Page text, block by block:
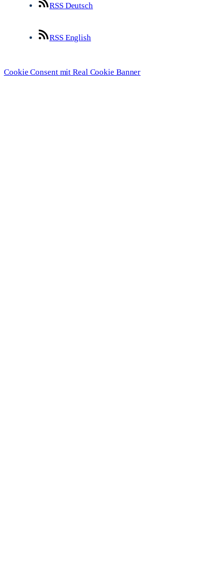
RSS Deutsch
RSS English
Cookie Consent mit Real Cookie Banner